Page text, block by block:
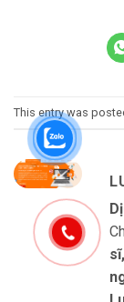
This entry was